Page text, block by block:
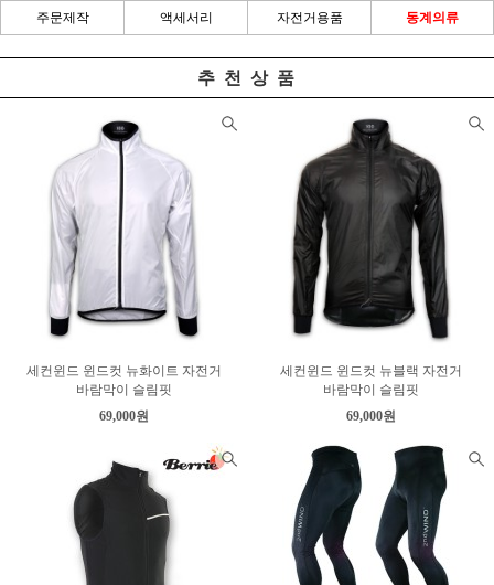
주문제작 액세서리 자전거용품 동계의류
추 천 상 품
세컨윈드 윈드컷 뉴화이트 자전거
바람막이 슬림핏
69,000원
세컨윈드 윈드컷 뉴블랙 자전거
바람막이 슬림핏
69,000원